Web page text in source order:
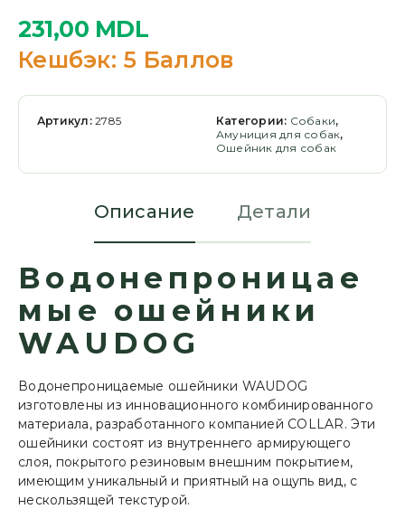
231,00 MDL
Кешбэк: 5 Баллов
Артикул:2785 Категории: Cобаки,
Амуниция для собак,
Ошейник для собак
Описание Детали
Водонепроницае
мые ошейники
WAUDOG
Водонепроницаемые ошейники WAUDOG
изготовлены из инновационного комбинированного
материала, разработанного компанией COLLAR. Эти
ошейники состоят из внутреннего армирующего
слоя, покрытого резиновым внешним покрытием,
имеющим уникальный и приятный на ощупь вид, с
нескользящей текстурой.